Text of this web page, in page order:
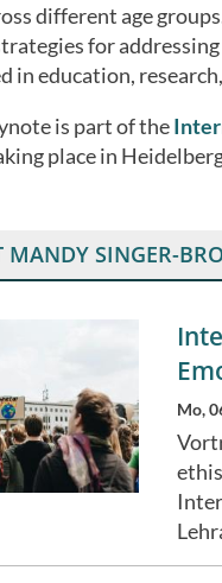
different age
for
in education,
is part of the
place in
MANDY SINGER-
Mo,